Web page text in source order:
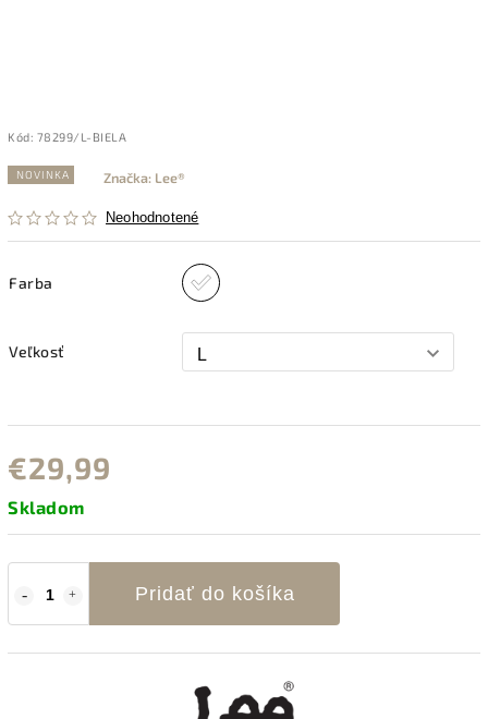
Kód: 78299/L-BIELA
NOVINKA
Neohodnotené
Značka: Lee®
Farba
Veľkosť
€29,99
Skladom
Pridať do košíka